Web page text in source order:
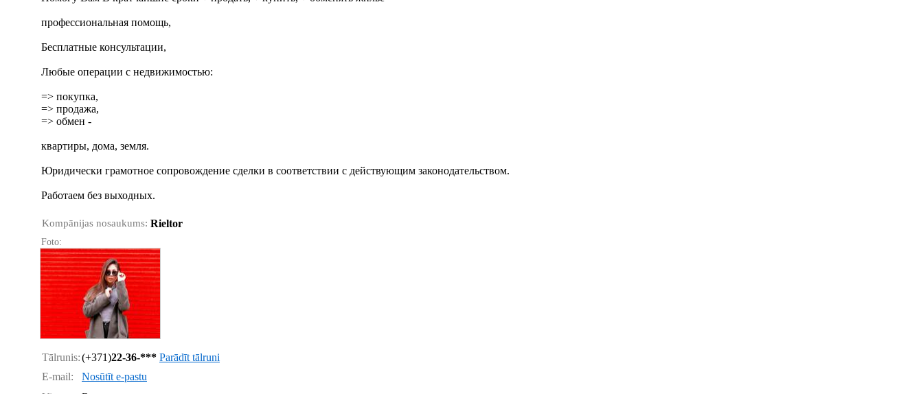
профессиональная помощь,
Бесплатные консультации,
Любые операции с недвижимостью:
=> покупка,
=> продажа,
=> обмен -
квартиры, дома, земля.
Юридически грамотное сопровождение сделки в соответствии с действующим законодательством.
Работаем без выходных.
Kompānijas nosaukums: Rieltor
Foto:
Tālrunis:(+371)22-36-*** Parādīt tālruni
E-mail:
Nosūtīt e-pastu